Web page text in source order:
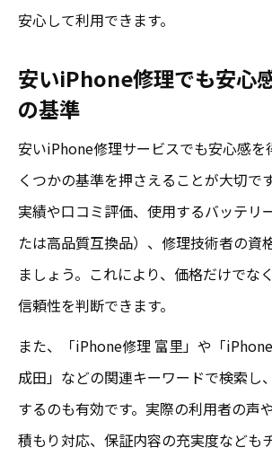
安心して利用できます。
安いiPhone修理でも安心
の基準
安いiPhone修理サービスでも安心感を
くつかの基準を押さえることが大切で
実績や口コミ評価、使用するバッテリ
たは高品質互換品）、修理技術者の資
ましょう。これにより、価格だけでな
信頼性を判断できます。
また、「iPhone修理 富里」や「
成田」などの関連キーワードで検索し
するのも有効です。実際の利用者の声
積もり対応、保証内容の充実度なども